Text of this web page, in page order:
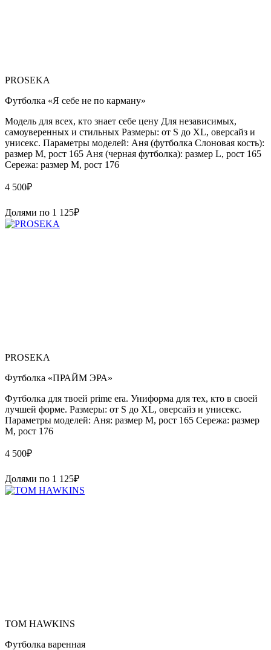
PROSEKA
Футболка «Я себе не по карману»
Модель для всех, кто знает себе цену Для независимых,
самоуверенных и стильных Размеры: от S до XL, оверсайз и
унисекс. Параметры моделей: Аня (футболка Слоновая кость):
размер М, рост 165 Аня (черная футболка): размер L, рост 165
Сережа: размер M, рост 176
4 500₽
Долями по 1 125₽
PROSEKA
Футболка «ПРАЙМ ЭРА»
Футболка для твоей prime era. Униформа для тех, кто в своей
лучшей форме. Размеры: от S до XL, оверсайз и унисекс.
Параметры моделей: Аня: размер М, рост 165 Сережа: размер
M, рост 176
4 500₽
Долями по 1 125₽
TOM HAWKINS
Футболка варенная